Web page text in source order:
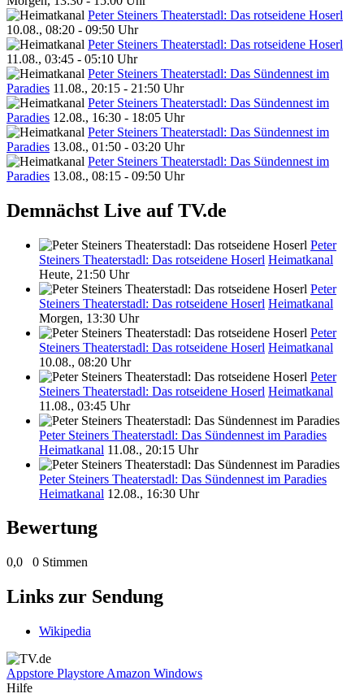
Peter Steiners Theaterstadl: Das rotseidene Hoserl
10.08., 08:20 - 09:50 Uhr
Peter Steiners Theaterstadl: Das rotseidene Hoserl
11.08., 03:45 - 05:10 Uhr
Peter Steiners Theaterstadl: Das Sündennest im
Paradies 11.08., 20:15 - 21:50 Uhr
Peter Steiners Theaterstadl: Das Sündennest im
Paradies 12.08., 16:30 - 18:05 Uhr
Peter Steiners Theaterstadl: Das Sündennest im
Paradies 13.08., 01:50 - 03:20 Uhr
Peter Steiners Theaterstadl: Das Sündennest im
Paradies 13.08., 08:15 - 09:50 Uhr
Demnächst Live auf TV.de
Peter
Steiners Theaterstadl: Das rotseidene Hoserl Heimatkanal
Heute, 21:50 Uhr
Peter
Steiners Theaterstadl: Das rotseidene Hoserl Heimatkanal
Morgen, 13:30 Uhr
Peter
Steiners Theaterstadl: Das rotseidene Hoserl Heimatkanal
10.08., 08:20 Uhr
Peter
Steiners Theaterstadl: Das rotseidene Hoserl Heimatkanal
11.08., 03:45 Uhr
Peter Steiners Theaterstadl: Das Sündennest im Paradies
Heimatkanal 11.08., 20:15 Uhr
Peter Steiners Theaterstadl: Das Sündennest im Paradies
Heimatkanal 12.08., 16:30 Uhr
Bewertung
0,0 0 Stimmen
Links zur Sendung
Wikipedia
Appstore Playstore Amazon Windows
Hilfe